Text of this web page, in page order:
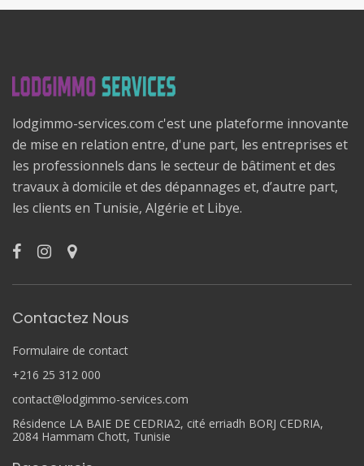
lodgimmo-services.com c'est une plateforme innovante
de mise en relation entre, d'une part, les entreprises et
les professionnels dans le secteur de bâtiment et des
travaux à domicile et des dépannages et, d’autre part,
les clients en Tunisie, Algérie et Libye.
Contactez Nous
Formulaire de contact
+216 25 312 000
contact@lodgimmo-services.com
Résidence LA BAIE DE CEDRIA2, cité erriadh BORJ CEDRIA,
2084 Hammam Chott, Tunisie